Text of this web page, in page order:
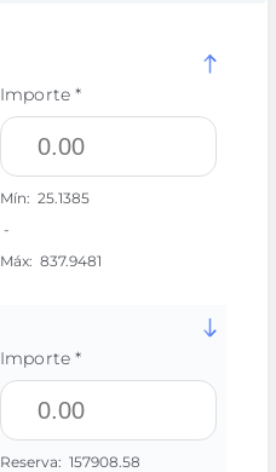
Importe *
Mín: 25.1385
-
Máx: 837.9481
Importe *
Reserva: 157908.58